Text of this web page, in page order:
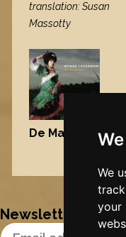
We
your
translation: Susan
Massotty
De Maisfrou,
Newsletter
Email Address